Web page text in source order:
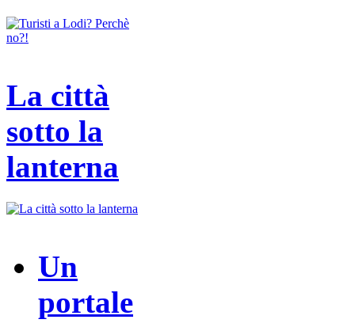
La città
sotto la
lanterna
Un
portale